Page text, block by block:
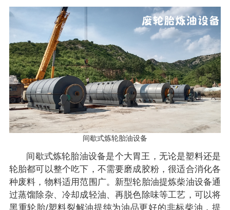
间歇式炼轮胎油设备
间歇式炼轮胎油设备是个大胃王，无论是塑料还是
轮胎都可以整个吃下，不需要磨成胶粉，很适合消化各
种废料，物料适用范围广。新型轮胎油提炼柴油设备通
过蒸馏除杂、冷却成轻油、再脱色除味等工艺，可以将
黑重轮胎/塑料裂解油提纯为油品更好的非标柴油，提